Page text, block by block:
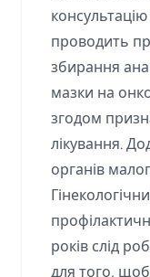
проводить
збирання
мазки на
згодом
лікування.
органів
років слід
для того, щоб